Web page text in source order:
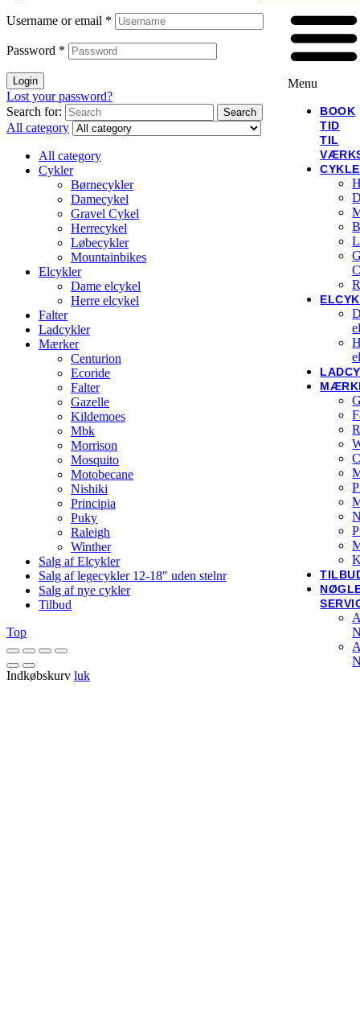
Menu
BOOK
TID
TIL
Username or email *
Password *
Login
Lost your password?
Search for:
Search
All category
All category
Cykler
Børnecykler
Damecykel
Gravel Cykel
Herrecykel
Løbecykler
Mountainbikes
Elcykler
Dame elcykel
Herre elcykel
Falter
Ladcykler
Mærker
Centurion
Ecoride
Falter
Gazelle
Kildemoes
Mbk
Morrison
Mosquito
Motobecane
Nishiki
Principia
Puky
Raleigh
Winther
Salg af Elcykler
Salg af legecykler 12-18" uden stelnr
Salg af nye cykler
Tilbud
Top
Indkøbskurv luk